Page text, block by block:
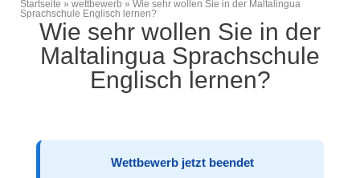
Breadcrumb
Startseite wettbewerb
Wie sehr wollen Sie in der Maltalingua
Sprachschule Englisch lernen?
Wie sehr wollen Sie in der
Maltalingua Sprachschule
Englisch lernen?
Wettbewerb jetzt beendet